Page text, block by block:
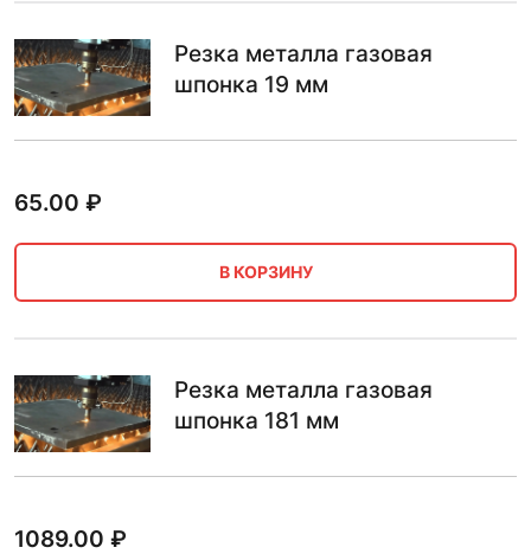
Резка металла газовая
шпонка 19 мм
65.00 ₽
В КОРЗИНУ
Резка металла газовая
шпонка 181 мм
1089.00 ₽